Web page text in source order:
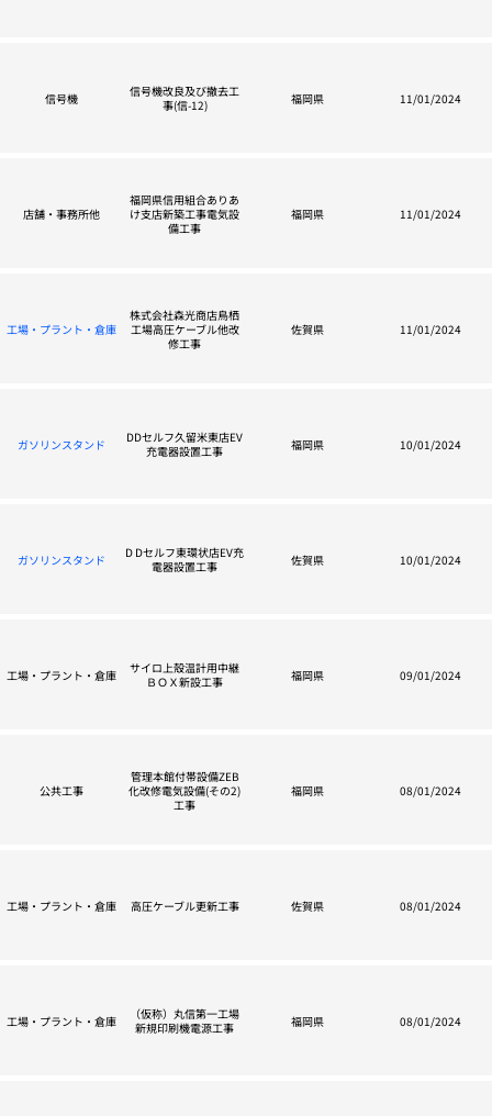
信号機
信号機改良及び撤去工
事(信-12)
福岡県 11/01/2024
店舗・事務所他
福岡県信用組合ありあ
け支店新築工事電気設
備工事
福岡県 11/01/2024
工場・プラント・倉庫
株式会社森光商店鳥栖
工場高圧ケーブル他改
修工事
佐賀県 11/01/2024
ガソリンスタンド
DDセルフ久留米東店EV
充電器設置工事
福岡県 10/01/2024
ガソリンスタンド
D Dセルフ東環状店EV充
電器設置工事
佐賀県 10/01/2024
工場・プラント・倉庫
サイロ上殼温計用中継
ＢＯＸ新設工事
福岡県 09/01/2024
公共工事
管理本館付帯設備ZEB
化改修電気設備(その2)
工事
福岡県 08/01/2024
工場・プラント・倉庫 高圧ケーブル更新工事 佐賀県 08/01/2024
工場・プラント・倉庫
（仮称）丸信第一工場
新規印刷機電源工事
福岡県 08/01/2024